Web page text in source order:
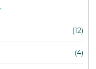
(12)
(4)